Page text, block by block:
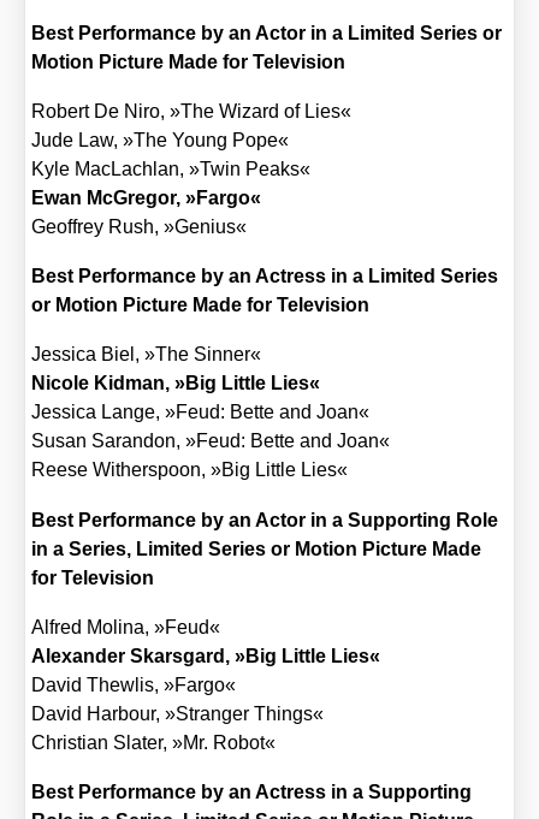
Best Per­for­mance by an Actor in a Limi­t­ed Series or
Moti­on Pic­tu­re Made for Tele­vi­si­on
Robert De Niro, »The Wizard of Lies«
Jude Law, »The Young Pope«
Kyle MacLach­lan, »Twin Peaks«
Ewan McGre­gor, »Far­go«
Geoffrey Rush, »Geni­us«
Best Per­for­mance by an Actress in a Limi­t­ed Series
or Moti­on Pic­tu­re Made for Tele­vi­si­on
Jes­si­ca Biel, »The Sin­ner«
Nico­le Kid­man, »Big Litt­le Lies«
Jes­si­ca Lan­ge, »Feud: Bet­te and Joan«
Sus­an Saran­don, »Feud: Bet­te and Joan«
Ree­se Withers­poon, »Big Litt­le Lies«
Best Per­for­mance by an Actor in a Sup­port­ing Role
in a Series, Limi­t­ed Series or Moti­on Pic­tu­re Made
for Tele­vi­si­on
Alfred Moli­na, »Feud«
Alex­an­der Skars­gard, »Big Litt­le Lies«
David Thew­lis, »Far­go«
David Har­bour, »Stran­ger Things«
Chris­ti­an Sla­ter, »Mr. Robot«
Best Per­for­mance by an Actress in a Sup­port­ing